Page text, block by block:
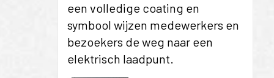
een volledige coating en
symbool wijzen medewerkers en
bezoekers de weg naar een
elektrisch laadpunt.